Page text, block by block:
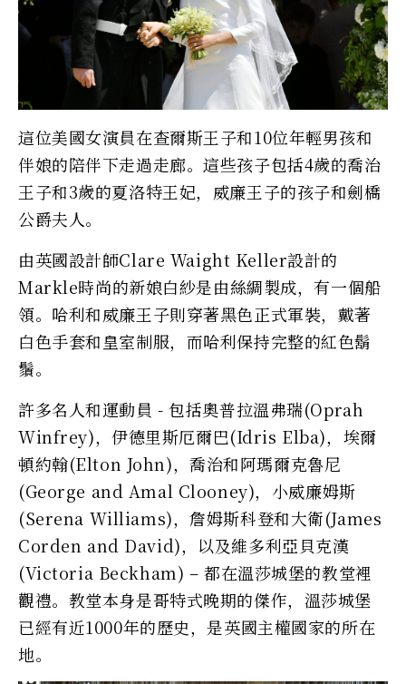
這位美國女演員在查爾斯王子和10位年輕男孩和
伴娘的陪伴下走過走廊。這些孩子包括4歲的喬治
王子和3歲的夏洛特王妃，威廉王子的孩子和劍橋
公爵夫人。
由英國設計師Clare Waight Keller設計的
Markle時尚的新娘白紗是由絲綢製成，有一個船
領。哈利和威廉王子則穿著黑色正式軍裝，戴著
白色手套和皇室制服，而哈利保持完整的紅色鬍
鬚。
許多名人和運動員 - 包括奧普拉溫弗瑞(Oprah
Winfrey)，伊德里斯厄爾巴(Idris Elba)，埃爾
頓約翰(Elton John)，喬治和阿瑪爾克魯尼
(George and Amal Clooney)，小威廉姆斯
(Serena Williams)，詹姆斯科登和大衛(James
Corden and David)，以及維多利亞貝克漢
(Victoria Beckham) – 都在溫莎城堡的教堂裡
觀禮。教堂本身是哥特式晚期的傑作，溫莎城堡
已經有近1000年的歷史，是英國主權國家的所在
地。